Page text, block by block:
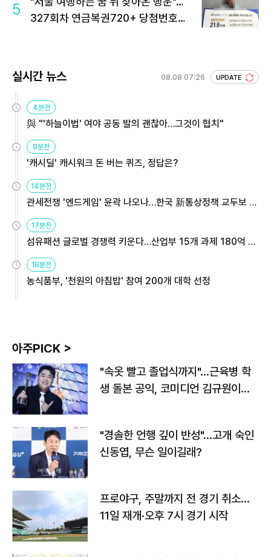
5
327회차 연금복권720+ 당첨번호조
실시간 뉴스 08.08 07:26 UPDATE
4분전
與 "'하늘이법' 여야 공동 발의 괜찮아…그것이 협치"
9분전
'캐시딜' 캐시워크 돈 버는 퀴즈, 정답은?
14분전
관세전쟁 '엔드게임' 윤곽 나오나…한국 新통상정책 교두보 활
17분전
섬유패션 글로벌 경쟁력 키운다…산업부 15개 과제 180억 지
18분전
농식품부, '천원의 아침밥' 참여 200개 대학 선정
아주PICK >
"속옷 빨고 졸업식까지"…근육병 학
생 돌본 공익, 코미디언 김규원이었
"경솔한 언행 깊이 반성"…고개 숙인
신동엽, 무슨 일이길래?
프로야구, 주말까지 전 경기 취소…
11일 재개·오후 7시 경기 시작